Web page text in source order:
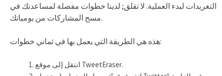
التغريدات لبدء العملية. لا تقلق; لدينا خطوات مفصلة لمساعدتك في
مسح المشاركات من يومياتك.
هذه هي الطريقة التي يعمل بها في ثماني خطوات:
انتقل إلى موقع TweetEraser.